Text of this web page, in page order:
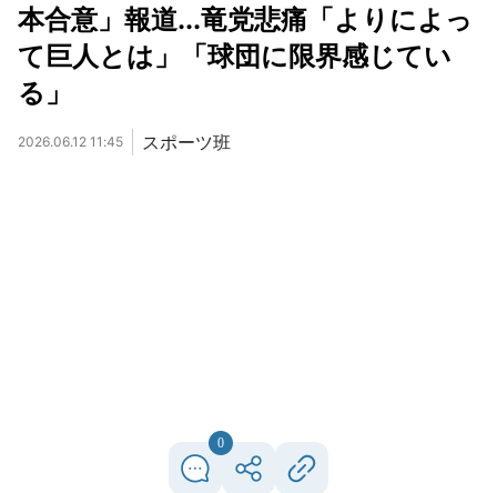
本合意」報道...竜党悲痛「よりによっ
て巨人とは」「球団に限界感じてい
る」
2026.06.12 11:45 スポーツ班
0